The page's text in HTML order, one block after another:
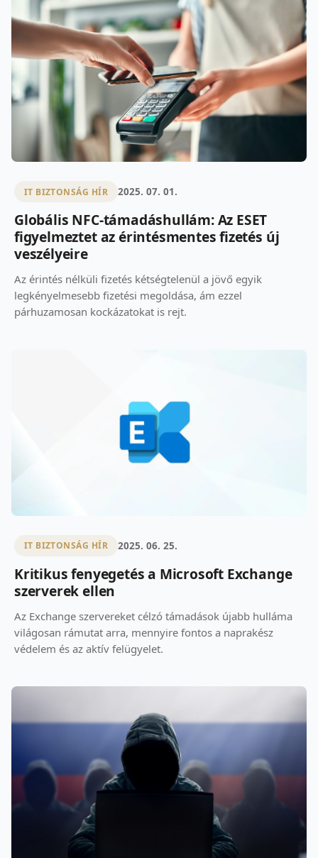
IT BIZTONSÁG HÍR 2025. 07. 01.
Globális NFC-támadáshullám: Az ESET
figyelmeztet az érintésmentes fizetés új
veszélyeire
Az érintés nélküli fizetés kétségtelenül a jövő egyik
legkényelmesebb fizetési megoldása, ám ezzel
párhuzamosan kockázatokat is rejt.
IT BIZTONSÁG HÍR 2025. 06. 25.
Kritikus fenyegetés a Microsoft Exchange
szerverek ellen
Az Exchange szervereket célzó támadások újabb hulláma
világosan rámutat arra, mennyire fontos a naprakész
védelem és az aktív felügyelet.